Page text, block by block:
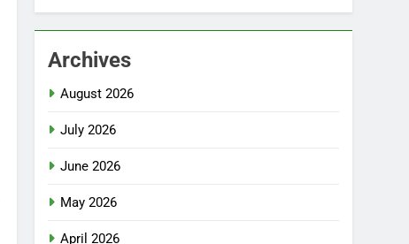
Archives
August 2026
July 2026
June 2026
May 2026
April 2026